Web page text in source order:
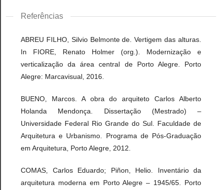
Referências
ABREU FILHO, Silvio Belmonte de. Vertigem das alturas.
In FIORE, Renato Holmer (org.). Modernização e
verticalização da área central de Porto Alegre. Porto
Alegre: Marcavisual, 2016.
BUENO, Marcos. A obra do arquiteto Carlos Alberto
Holanda Mendonça. Dissertação (Mestrado) –
Universidade Federal Rio Grande do Sul. Faculdade de
Arquitetura e Urbanismo. Programa de Pós-Graduação
em Arquitetura, Porto Alegre, 2012.
COMAS, Carlos Eduardo; Piñon, Helio. Inventário da
arquitetura moderna em Porto Alegre – 1945/65. Porto